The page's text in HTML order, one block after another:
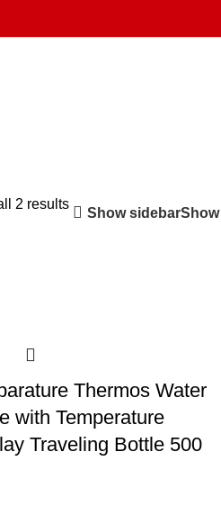
2 results
Show sidebarShow
Thermos Water
with Temperature
Traveling Bottle 500